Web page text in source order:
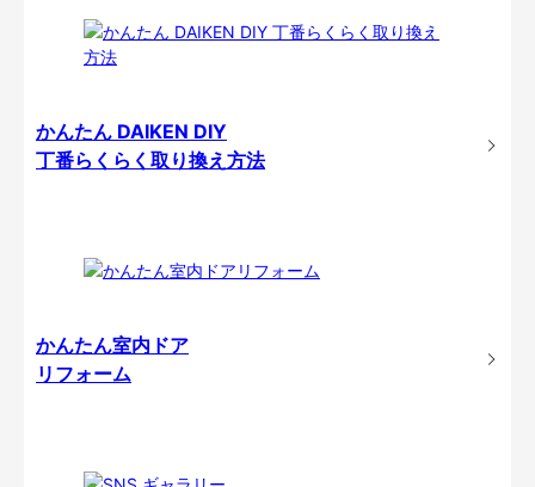
かんたん DAIKEN DIY
丁番らくらく取り換え方法
かんたん室内ドア
リフォーム